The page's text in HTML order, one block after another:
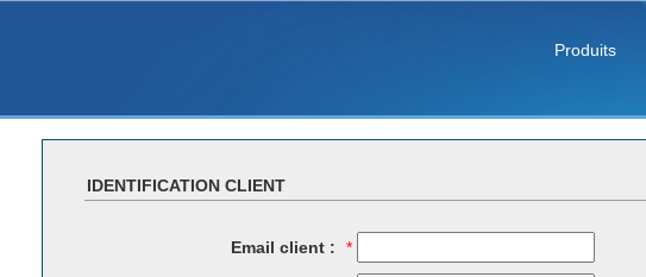
Produits
IDENTIFICATION CLIENT
Email client : *